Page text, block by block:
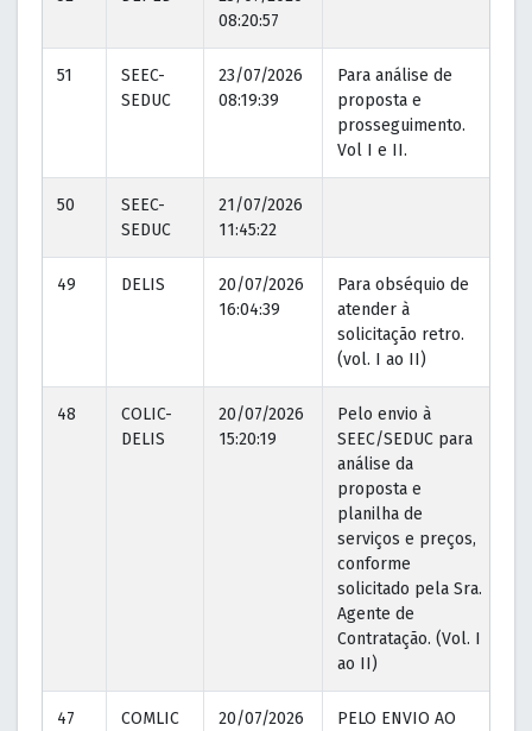
08:20:57
51
SEEC-
SEDUC
23/07/2026
08:19:39
Para análise de
proposta e
prosseguimento.
Vol I e II.
50
SEEC-
SEDUC
21/07/2026
11:45:22
49 DELIS
20/07/2026
16:04:39
Para obséquio de
atender à
solicitação retro.
(vol. I ao II)
48
COLIC-
DELIS
20/07/2026
15:20:19
Pelo envio à
SEEC/SEDUC para
análise da
proposta e
planilha de
serviços e preços,
conforme
solicitado pela Sra.
Agente de
Contratação. (Vol. I
ao II)
47
COMLIC
20/07/2026
PELO ENVIO AO